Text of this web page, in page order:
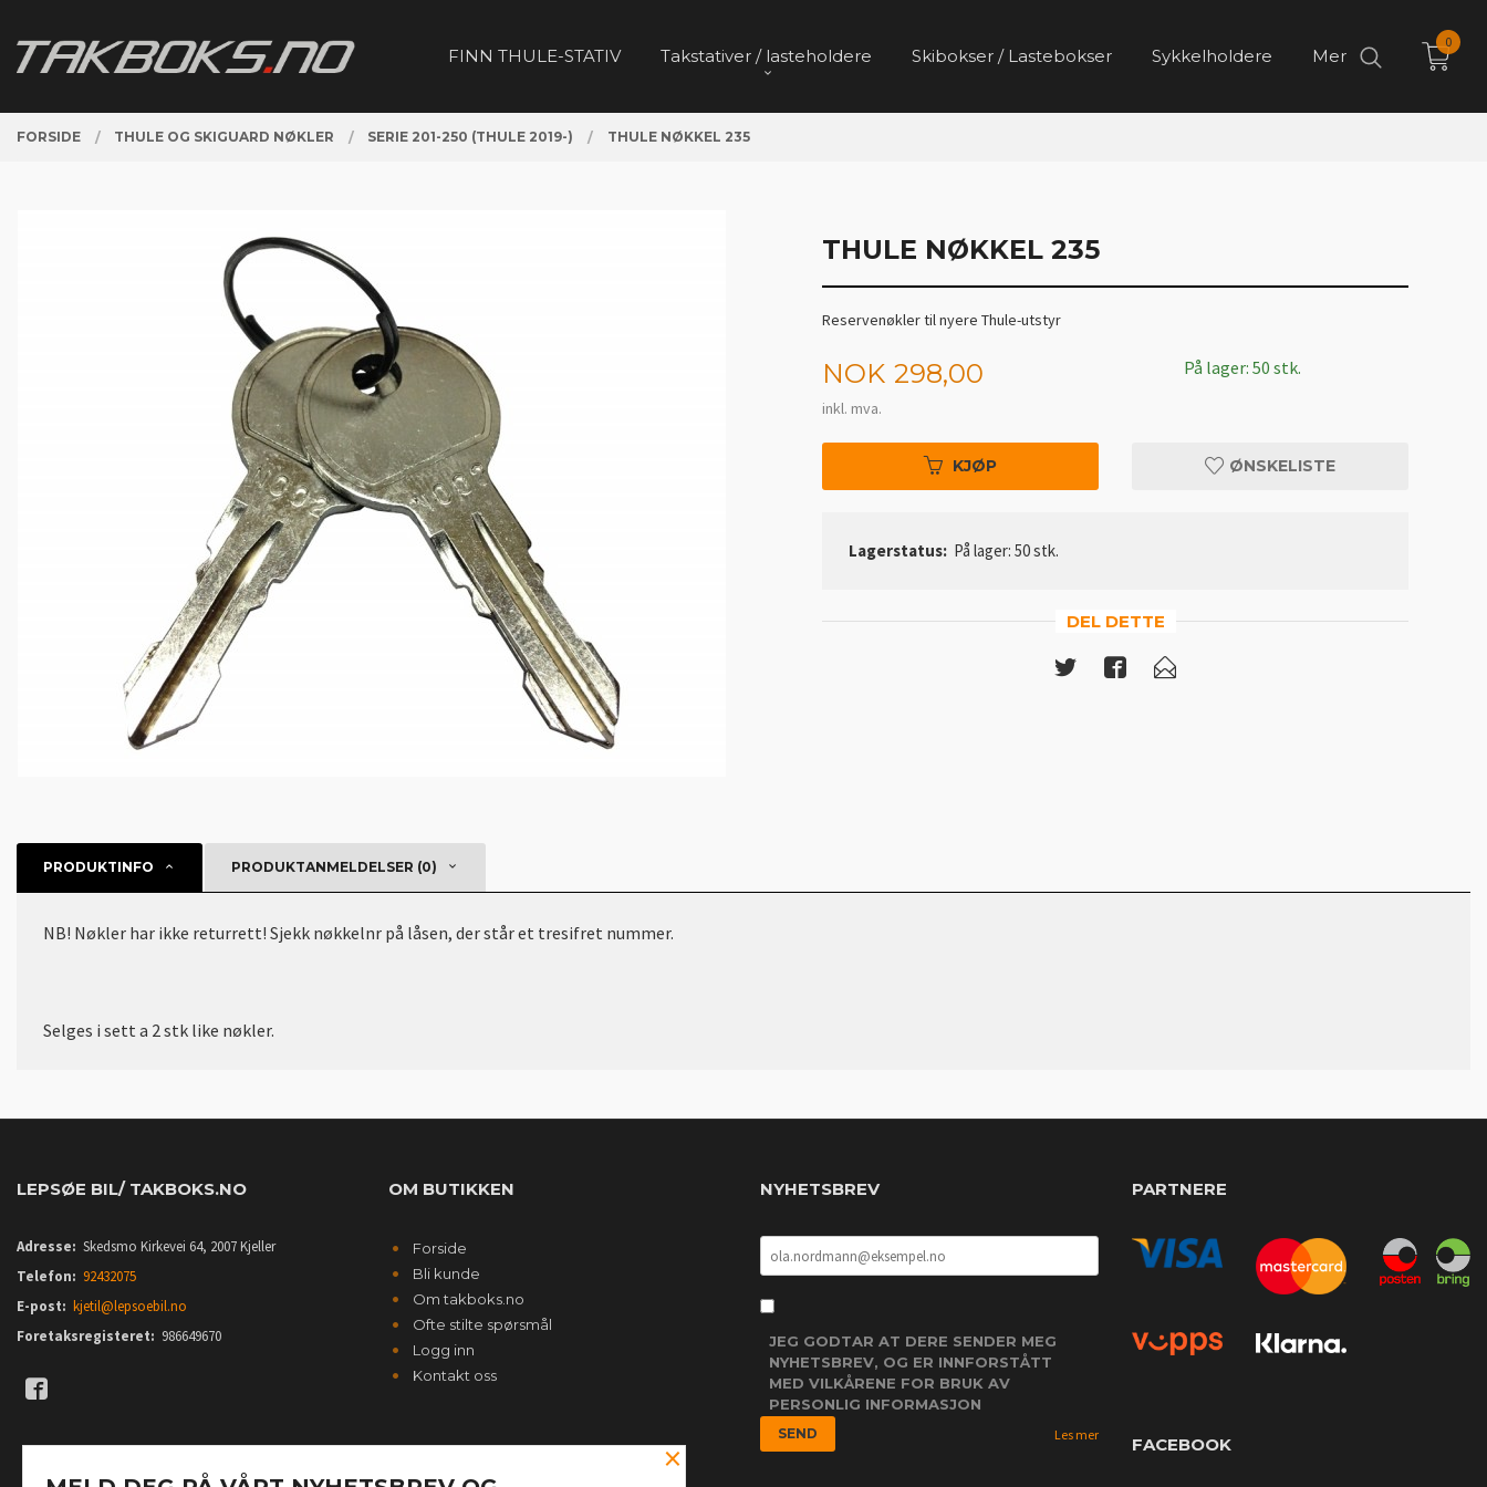
innholdet
FINN THULE-STATIV Takstativer / lasteholdere Skibokser / Lastebokser Sykkelholdere Mer
0
FORSIDE THULE OG SKIGUARD NØKLER SERIE 201-250 (THULE 2019-) THULE NØKKEL 235
THULE NØKKEL 235
Reservenøkler til nyere Thule-utstyr
Pris
NOK 298,00
inkl. mva.
På lager: 50 stk.
KJØP ØNSKELISTE
Lagerstatus: På lager: 50 stk.
DEL DETTE
PRODUKTINFO PRODUKTANMELDELSER (0)
NB! Nøkler har ikke returrett! Sjekk nøkkelnr på låsen, der står et tresifret nummer.
Selges i sett a 2 stk like nøkler.
LEPSØE BIL/ TAKBOKS.NO
Adresse: Skedsmo Kirkevei 64, 2007 Kjeller
Telefon: 92432075
E-post: kjetil@lepsoebil.no
Foretaksregisteret: 986649670
OM BUTIKKEN
Forside
Bli kunde
Om takboks.no
Ofte stilte spørsmål
Logg inn
Kontakt oss
NYHETSBREV
JEG GODTAR AT DERE SENDER MEG
NYHETSBREV, OG ER INNFORSTÅTT
MED VILKÅRENE FOR BRUK AV
PERSONLIG INFORMASJON
Les mer
PARTNERE
FACEBOOK
×